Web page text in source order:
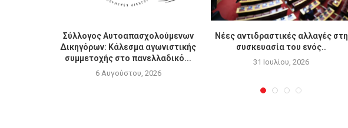
Σύλλογος Αυτοαπασχολούμενων
Δικηγόρων: Κάλεσμα αγωνιστικής
συμμετοχής στο πανελλαδικό...
6 Αυγούστου, 2026
Νέες αντιδραστικές αλλαγές στη
συσκευασία του ενός..
31 Ιουλίου, 2026